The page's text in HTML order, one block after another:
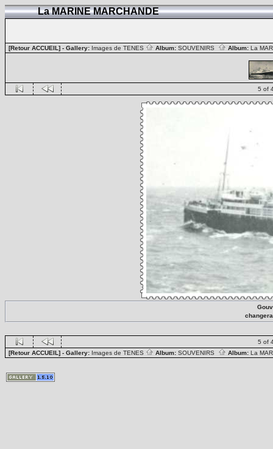
La MARINE MARCHANDE
[Retour ACCUEIL] - Gallery: Images de TENES Album: SOUVENIRS Album: La
5 of
5 of
[Retour ACCUEIL] - Gallery: Images de TENES Album: SOUVENIRS Album: La